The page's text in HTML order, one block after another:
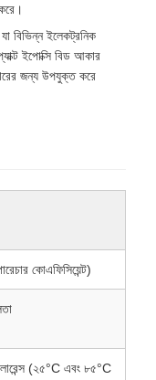
বিভিন্ন ইলেকট্রনিক
ইপোক্সি বিড আকার
জন্য উপযুক্ত করে
কোএফিসিয়েন্ট)
(২৫°C এবং ৮৫°C